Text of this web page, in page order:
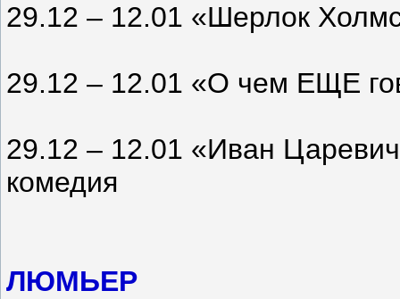
29.12 – 12.01 «Шерлок
29.12 – 12.01 «О чем ЕЩЕ
29.12 – 12.01 «Иван
комедия
ЛЮМЬЕР